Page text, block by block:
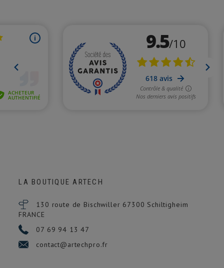
LA BOUTIQUE ARTECH
130 route de Bischwiller 67300 Schiltigheim
FRANCE
07 69 94 13 47
contact@artechpro.fr